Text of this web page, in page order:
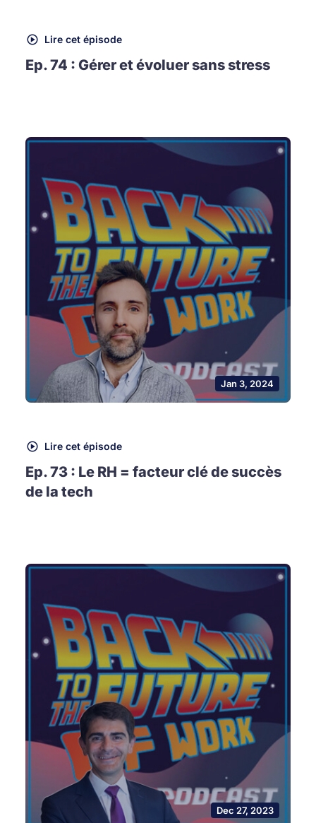
Lire cet épisode
Ep. 74 : Gérer et évoluer sans stress
Jan 3, 2024
Lire cet épisode
Ep. 73 : Le RH = facteur clé de succès
de la tech
Dec 27, 2023